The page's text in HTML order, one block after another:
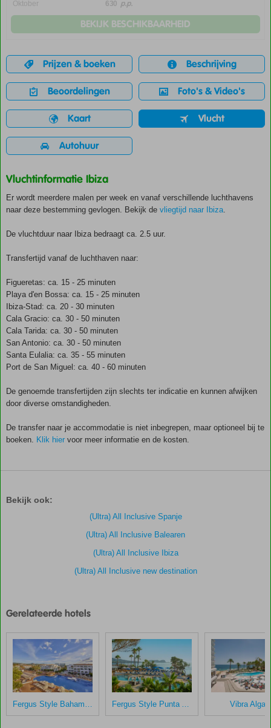
Oktober 630 p.p.
BEKIJK BESCHIKBAARHEID
Prijzen & boeken Beschrijving
Beoordelingen Foto's & Video's
Kaart Vlucht
Autohuur
Vluchtinformatie Ibiza
Er wordt meerdere malen per week en vanaf verschillende luchthavens
naar deze bestemming gevlogen. Bekijk de vliegtijd naar Ibiza.
De vluchtduur naar Ibiza bedraagt ca. 2.5 uur.
Transfertijd vanaf de luchthaven naar:
Figueretas: ca. 15 - 25 minuten
Playa d'en Bossa: ca. 15 - 25 minuten
Ibiza-Stad: ca. 20 - 30 minuten
Cala Gracio: ca. 30 - 50 minuten
Cala Tarida: ca. 30 - 50 minuten
San Antonio: ca. 30 - 50 minuten
Santa Eulalia: ca. 35 - 55 minuten
Port de San Miguel: ca. 40 - 60 minuten
De genoemde transfertijden zijn slechts ter indicatie en kunnen afwijken
door diverse omstandigheden.
De transfer naar je accommodatie is niet inbegrepen, maar optioneel bij te
boeken. Klik hier voor meer informatie en de kosten.
door
&
Invisa
Figueral
Resort
Scores
die
Bekijk ook:
(Ultra) All Inclusive Spanje
(Ultra) All Inclusive Balearen
(Ultra) All Inclusive Ibiza
(Ultra) All Inclusive new destination
Gerelateerde hotels
Fergus Style Bahamas Fergus Style Punta Arabi Vibra